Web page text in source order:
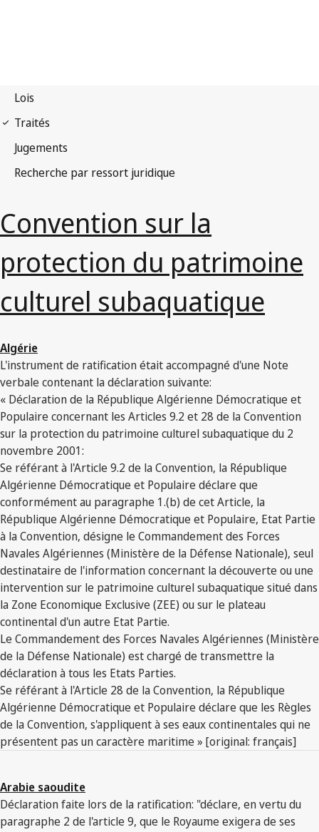
Convention sur la
protection du patrimoine
culturel subaquatique
Algérie
L'instrument de ratification était accompagné d'une Note
verbale contenant la déclaration suivante:
« Déclaration de la République Algérienne Démocratique et
Populaire concernant les Articles 9.2 et 28 de la Convention
sur la protection du patrimoine culturel subaquatique du 2
novembre 2001:
Se référant à l'Article 9.2 de la Convention, la République
Algérienne Démocratique et Populaire déclare que
conformément au paragraphe 1.(b) de cet Article, la
République Algérienne Démocratique et Populaire, Etat Partie
à la Convention, désigne le Commandement des Forces
Navales Algériennes (Ministère de la Défense Nationale), seul
destinataire de l'information concernant la découverte ou une
intervention sur le patrimoine culturel subaquatique situé dans
la Zone Economique Exclusive (ZEE) ou sur le plateau
continental d'un autre Etat Partie.
Le Commandement des Forces Navales Algériennes (Ministère
de la Défense Nationale) est chargé de transmettre la
déclaration à tous les Etats Parties.
Se référant à l'Article 28 de la Convention, la République
Algérienne Démocratique et Populaire déclare que les Règles
de la Convention, s'appliquent à ses eaux continentales qui ne
présentent pas un caractère maritime » [original: français]
Arabie saoudite
Déclaration faite lors de la ratification: "déclare, en vertu du
paragraphe 2 de l'article 9, que le Royaume exigera de ses